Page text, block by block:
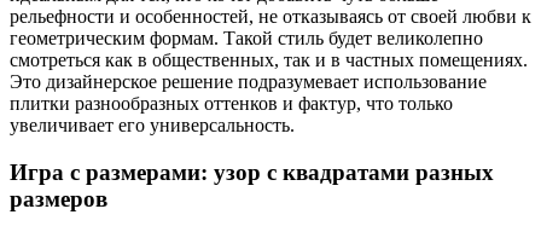
рельефности и особенностей, не отказываясь от своей любви к
геометрическим формам. Такой стиль будет великолепно
смотреться как в общественных, так и в частных помещениях.
Это дизайнерское решение подразумевает использование
плитки разнообразных оттенков и фактур, что только
увеличивает его универсальность.
Игра с размерами: узор с квадратами разных
размеров